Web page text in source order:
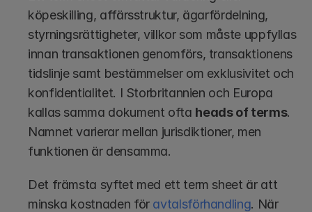
köpeskilling, affärsstruktur, ägarfördelning,
styrningsrättigheter, villkor som måste uppfyllas
innan transaktionen genomförs, transaktionens
tidslinje samt bestämmelser om exklusivitet och
konfidentialitet. I Storbritannien och Europa
kallas samma dokument ofta heads of terms.
Namnet varierar mellan jurisdiktioner, men
funktionen är densamma.
Det främsta syftet med ett term sheet är att
minska kostnaden för avtalsförhandling. När